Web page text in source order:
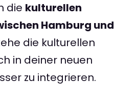
die kulturellen
Hamburg und
die kulturellen
in deiner neuen
zu integrieren.